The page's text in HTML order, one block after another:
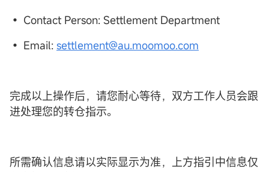
• Contact Person: Settlement Department
• Email: settlement@au.moomoo.com
完成以上操作后，请您耐心等待，双方工作人员会跟
进处理您的转仓指示。
所需确认信息请以实际显示为准，上方指引中信息仅